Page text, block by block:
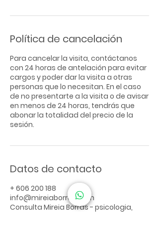
Política de cancelación
Para cancelar la visita, contáctanos
con 24 horas de antelación para evitar
cargos y poder dar la visita a otras
personas que lo necesitan. En el caso
de no presentarte a la visita o de avisar
en menos de 24 horas, tendrás que
abonar la totalidad del precio de la
sesión.
Datos de contacto
+ 606 200 188
info@mireiaborras.com
Consulta Mireia Borràs - psicologia,